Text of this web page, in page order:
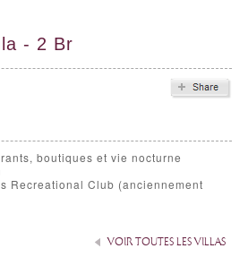
- 2 Br
boutiques et vie nocturne
Recreational Club (anciennement
VOIR TOUTES LES VILLAS